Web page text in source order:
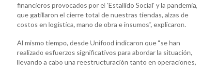
financieros provocados por el 'Estallido Social' y la pandemia,
que gatillaron el cierre total de nuestras tiendas, alzas de
costos en logística, mano de obra e insumos", explicaron.
Al mismo tiempo, desde Unifood indicaron que "se han
realizado esfuerzos significativos para abordar la situación,
llevando a cabo una reestructuración tanto en operaciones,